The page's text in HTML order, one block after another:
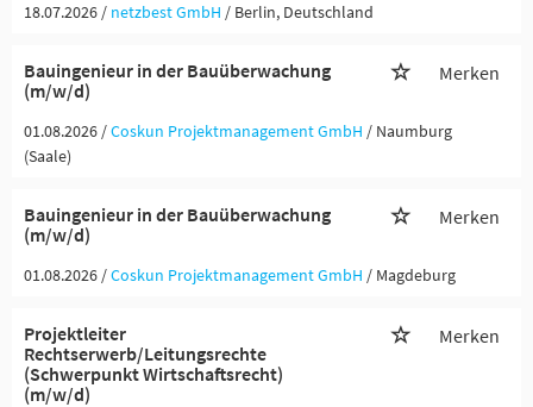
18.07.2026 / netzbest GmbH / Berlin, Deutschland
Bauingenieur in der Bauüberwachung
(m/w/d)
Merken
01.08.2026 /Coskun Projektmanagement GmbH / Naumburg
(Saale)
Bauingenieur in der Bauüberwachung
(m/w/d)
Merken
01.08.2026 /Coskun Projektmanagement GmbH / Magdeburg
Projektleiter
Rechtserwerb/Leitungsrechte
(Schwerpunkt Wirtschaftsrecht)
(m/w/d)
Merken